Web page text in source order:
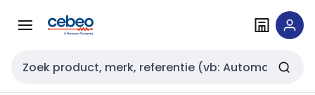
naar
naar
Zoekveld invoer